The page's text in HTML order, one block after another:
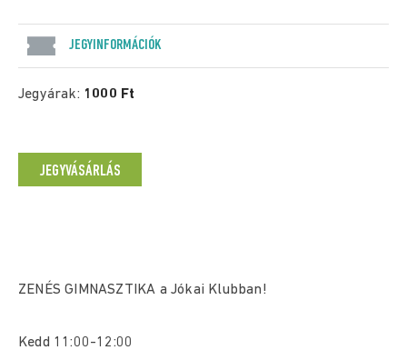
JEGYINFORMÁCIÓK
Jegyárak: 1000 Ft
JEGYVÁSÁRLÁS
ZENÉS GIMNASZTIKA a Jókai Klubban!
Kedd 11:00-12:00